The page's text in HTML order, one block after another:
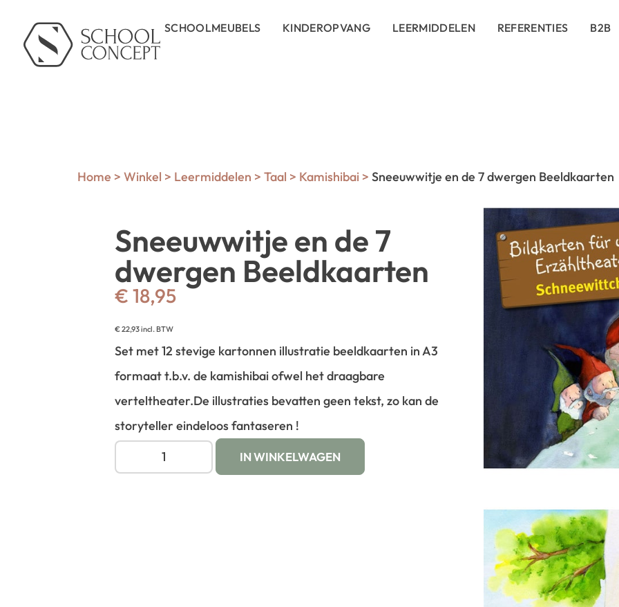
SCHOOLMEUBELS KINDEROPVANG LEERMIDDELEN REFERENTIES B2B
Home > Winkel > Leermiddelen > Taal > Kamishibai > Sneeuwwitje en de 7 dwergen Beeldkaarten
Sneeuwwitje en de 7
dwergen Beeldkaarten
€ 18,95
€22,93incl. BTW
Set met 12 stevige kartonnen illustratie beeldkaarten in A3
formaat t.b.v. de kamishibai ofwel het draagbare
verteltheater.De illustraties bevatten geen tekst, zo kan de
storyteller eindeloos fantaseren !
IN WINKELWAGEN